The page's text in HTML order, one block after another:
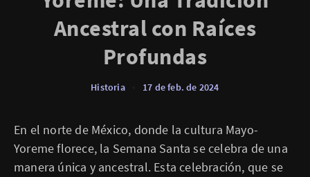
Ancestral con Raíces
Profundas
Historia 17 de feb. de 2024
En el norte de México, donde la cultura Mayo-
Yoreme florece, la Semana Santa se celebra de una
manera única y ancestral. Esta celebración, que se